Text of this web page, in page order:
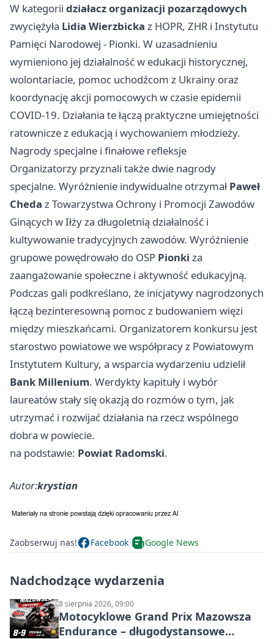
W kategorii działacz organizacji pozarządowych
zwyciężyła Lidia Wierzbicka z HOPR, ZHR i Instytutu
Pamięci Narodowej - Pionki. W uzasadnieniu
wymieniono jej działalność w edukacji historycznej,
wolontariacie, pomoc uchodźcom z Ukrainy oraz
koordynację akcji pomocowych w czasie epidemii
COVID-19. Działania te łączą praktyczne umiejętności
ratownicze z edukacją i wychowaniem młodzieży.
Nagrody specjalne i finałowe refleksje
Organizatorzy przyznali także dwie nagrody
specjalne. Wyróżnienie indywidualne otrzymałPaweł
Cheda z Towarzystwa Ochrony i Promocji Zawodów
Ginących w Iłży za długoletnią działalność i
kultywowanie tradycyjnych zawodów. Wyróżnienie
grupowe powędrowało do OSP Pionki za
zaangażowanie społeczne i aktywność edukacyjną.
Podczas gali podkreślano, że inicjatywy nagrodzonych
łączą bezinteresowną pomoc z budowaniem więzi
między mieszkańcami. Organizatorem konkursu jest
starostwo powiatowe we współpracy z Powiatowym
Instytutem Kultury, a wsparcia wydarzeniu udzielił
Bank Millenium. Werdykty kapituły i wybór
laureatów stały się okazją do rozmów o tym, jak
utrzymać i rozwijać działania na rzecz wspólnego
dobra w powiecie.
na podstawie: Powiat Radomski.
Autor:krystian
Zaobserwuj nas! Facebook Google News
Nadchodzące wydarzenia
8 sierpnia 2026, 09:00
Motocyklowe Grand Prix Mazowsza
Endurance – długodystansowe